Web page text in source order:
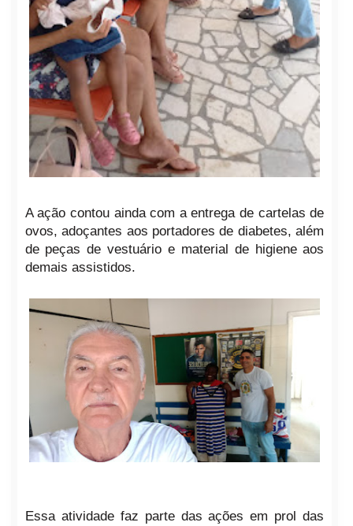
A ação contou ainda com a entrega de cartelas de
ovos, adoçantes aos portadores de diabetes, além
de peças de vestuário e material de higiene aos
demais assistidos.
Essa atividade faz parte das ações em prol das